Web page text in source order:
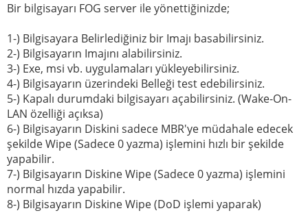
Bir bilgisayarı FOG server ile yönettiğinizde;
1-) Bilgisayara Belirlediğiniz bir Imajı basabilirsiniz.
2-) Bilgisayarın Imajını alabilirsiniz.
3-) Exe, msi vb. uygulamaları yükleyebilirsiniz.
4-) Bilgisayarın üzerindeki Belleği test edebilirsiniz.
5-) Kapalı durumdaki bilgisayarı açabilirsiniz. (Wake-On-
LAN özelliği açıksa)
6-) Bilgisayarın Diskini sadece MBR'ye müdahale edecek
şekilde Wipe (Sadece 0 yazma) işlemini hızlı bir şekilde
yapabilir.
7-) Bilgisayarın Diskine Wipe (Sadece 0 yazma) işlemini
normal hızda yapabilir.
8-) Bilgisayarın Diskine Wipe (DoD işlemi yaparak)